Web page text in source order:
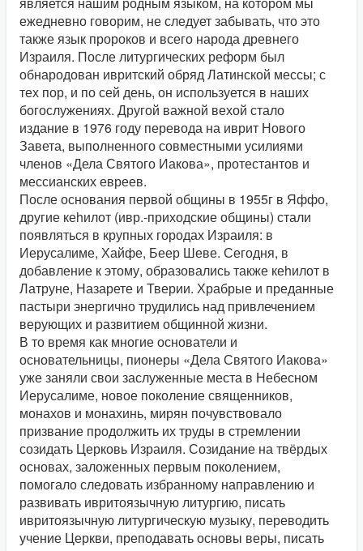
ежедневно говорим, не следует забывать, что это
также язык пророков и всего народа древнего
Израиля. После литургических реформ был
обнародован ивритский обряд Латинской мессы; с
тех пор, и по сей день, он используется в наших
богослужениях. Другой важной вехой стало
издание в 1976 году перевода на иврит Нового
Завета, выполненного совместными усилиями
членов «Дела Святого Иакова», протестантов и
мессианских евреев.
После основания первой общины в 1955г в Яффо,
другие кеhилот (ивр.-приходские общины) стали
появляться в крупных городах Израиля: в
Иерусалиме, Хайфе, Беер Шеве. Сегодня, в
добавление к этому, образовались также кеhилот в
Латруне, Назарете и Тверии. Храбрые и преданные
пастыри энергично трудились над привлечением
верующих и развитием общинной жизни.
В то время как многие основатели и
основательницы, пионеры «Дела Святого Иакова»
уже заняли свои заслуженные места в Небесном
Иерусалиме, новое поколение священников,
монахов и монахинь, мирян почувствовало
призвание продолжить их труды в стремлении
созидать Церковь Израиля. Созидание на твёрдых
основах, заложенных первым поколением,
помогало следовать избранному направлению и
развивать ивритоязычную литургию, писать
ивритоязычную литургическую музыку, переводить
учение Церкви, преподавать основы веры, писать